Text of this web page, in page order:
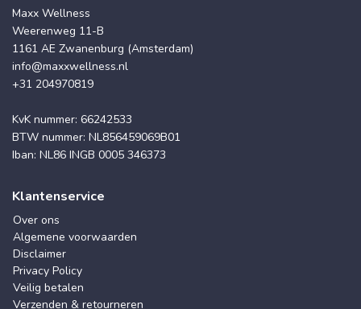
Maxx Wellness
Weerenweg 11-B
1161 AE Zwanenburg (Amsterdam)
info@maxxwellness.nl
+31 204970819
KvK nummer: 66242533
BTW nummer: NL856459069B01
Iban: NL86 INGB 0005 346373
Klantenservice
Over ons
Algemene voorwaarden
Disclaimer
Privacy Policy
Veilig betalen
Verzenden & retourneren